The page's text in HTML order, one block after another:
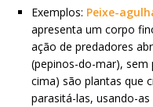
Exemplos: Peixe-
apresenta um corpo
ação de predadores
(pepinos-do-mar), sem
cima) são plantas que
parasitá-las, usando-